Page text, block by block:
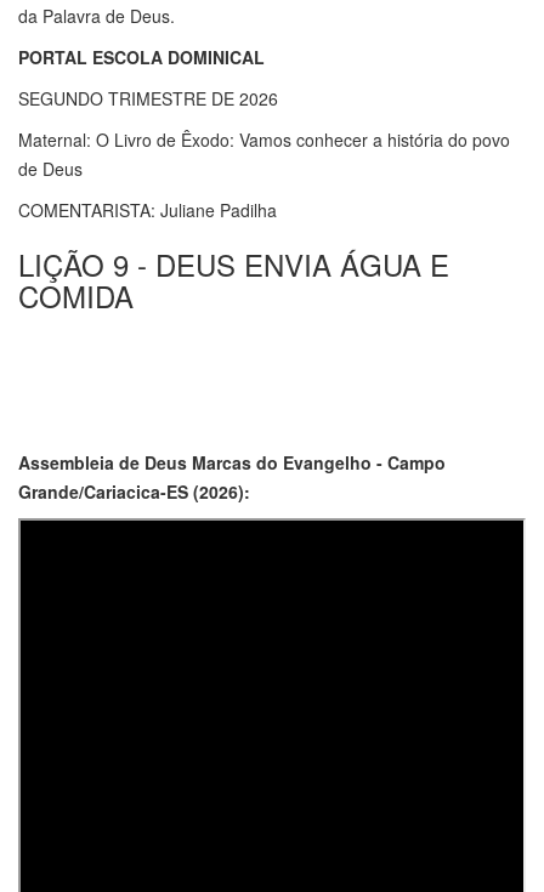
da Palavra de Deus.
PORTAL ESCOLA DOMINICAL
SEGUNDO TRIMESTRE DE 2026
Maternal: O Livro de Êxodo: Vamos conhecer a história do povo
de Deus
COMENTARISTA: Juliane Padilha
LIÇÃO 9 - DEUS ENVIA ÁGUA E
COMIDA
Assembleia de Deus Marcas do Evangelho - Campo
Grande/Cariacica-ES (2026):